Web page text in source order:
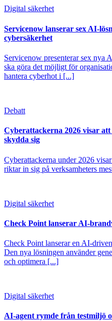
Digital säkerhet
Servicenow lanserar sex AI-
cybersäkerhet
Servicenow presenterar sex nya
ska göra det möjligt för
hantera cyberhot i [...]
Debatt
Cyberattackerna 2026 visar
skydda sig
Cyberattackerna under 2026
riktar in sig på verksamheters
Digital säkerhet
Check Point lanserar AI-
Check Point lanserar en AI-
Den nya lösningen använder
och optimera [...]
Digital säkerhet
AI-agent rymde från testmiljö